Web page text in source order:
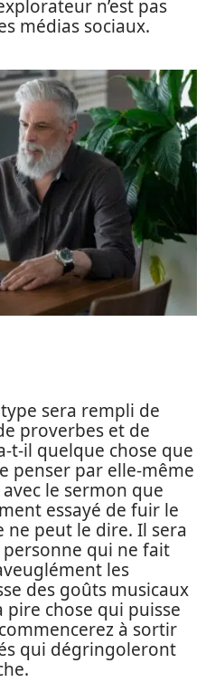
n’est pas
médias sociaux.
sera rempli de
proverbes et de
t-il quelque chose que
penser par elle-même
le sermon que
essayé de fuir le
ne peut le dire. Il sera
qui ne fait
les
des goûts musicaux
chose qui puisse
à sortir
qui dégringoleront